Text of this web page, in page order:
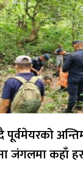
पूर्वमेयरको
जंगलमा कहाँ